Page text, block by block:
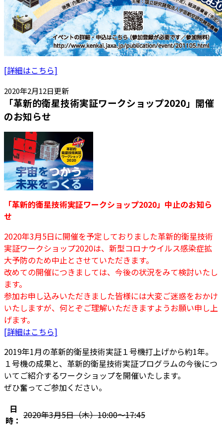
[詳細はこちら]
2020年2月12日更新
「革新的衛星技術実証ワークショップ2020」開催
のお知らせ
「革新的衛星技術実証ワークショップ2020」中止のお知ら
せ
2020年3月5日に開催を予定しておりました革新的衛星技術
実証ワークショップ2020は、新型コロナウイルス感染症拡
大予防のため中止とさせていただきます。
改めての開催につきましては、今後の状況をみて検討いたし
ます。
参加お申し込みいただきました皆様には大変ご迷惑をおかけ
いたしますが、何とぞご理解いただきますようお願い申し上
げます。
[詳細はこちら]
2019年1月の革新的衛星技術実証１号機打上げから約1年。
１号機の成果と、革新的衛星技術実証プログラムの今後につ
いてご紹介するワークショップを開催いたします。
ぜひ奮ってご参加ください。
日
時： 2020年3月5日（木）10:00～17:45